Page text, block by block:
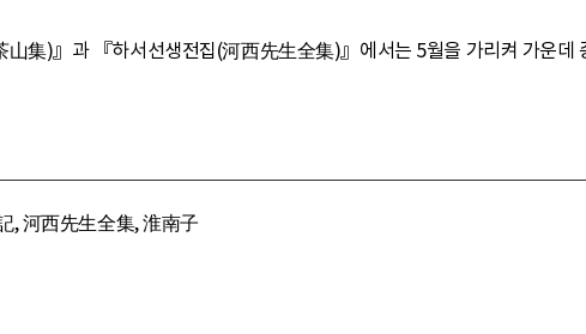
山集)』과 『하서선생전집(河西先生全集)』에서는 5월을 가리켜 가운데
, 河西先生全集, 淮南子